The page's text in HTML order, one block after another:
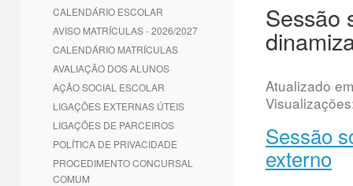
CALENDÁRIO ESCOLAR
AVISO MATRÍCULAS - 2026/2027
CALENDÁRIO MATRÍCULAS
AVALIAÇÃO DOS ALUNOS
AÇÃO SOCIAL ESCOLAR
LIGAÇÕES EXTERNAS ÚTEIS
LIGAÇÕES DE PARCEIROS
POLÍTICA DE PRIVACIDADE
PROCEDIMENTO CONCURSAL
COMUM
Sessão
Atualizado
Sessão
externo